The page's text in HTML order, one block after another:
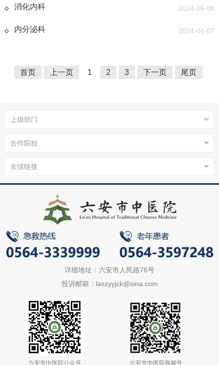
消化内科 2024-06-08
内分泌科 2024-06-07
首页 上一页 1 2 3 下一页 尾页
详细地址：六安市人民路76号
投诉邮箱：laszyyjck@sina.com
六安市中医院公众号 六安市中医院视频号